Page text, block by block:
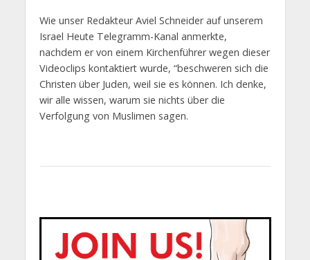
Wie unser Redakteur Aviel Schneider auf unserem
Israel Heute Telegramm-Kanal anmerkte,
nachdem er von einem Kirchenführer wegen dieser
Videoclips kontaktiert wurde, “beschweren sich die
Christen über Juden, weil sie es können. Ich denke,
wir alle wissen, warum sie nichts über die
Verfolgung von Muslimen sagen.